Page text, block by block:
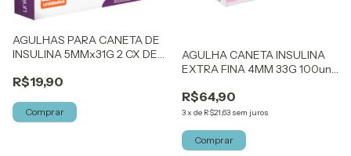
AGULHAS PARA CANETA DE
INSULINA 5MMx31G 2 CX DE
R$19,90
Comprar
AGULHA CANETA INSULINA
EXTRA FINA 4MM 33G 100un
R$64,90
3x de R$21,63 sem juros